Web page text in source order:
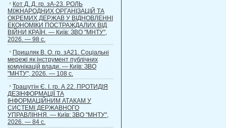
Кот Д. Д. гр. зА-23. РОЛЬ
МІЖНАРОДНИХ ОРГАНІЗАЦІЙ ТА
ОКРЕМИХ ДЕРЖАВ У ВІДНОВЛЕННІ
ЕКОНОМІКИ ПОСТРАЖДАЛИХ ВІД
ВІЙНИ КРАЇН. — Київ: ЗВО "МНТУ",
2026. — 98 с.
Пришляк В. О. гр. зА21. Соціальні
мережі як інструмент публічних
комунікацій влади. — Київ: ЗВО
"МНТУ", 2026. — 108 с.
Трашутін Є. І. гр. А 22. ПРОТИДІЯ
ДЕЗІНФОРМАЦІЇ ТА
ІНФОРМАЦІЙНИМ АТАКАМ У
СИСТЕМІ ДЕРЖАВНОГО
УПРАВЛІННЯ. — Київ: ЗВО "МНТУ",
2026. — 84 с.